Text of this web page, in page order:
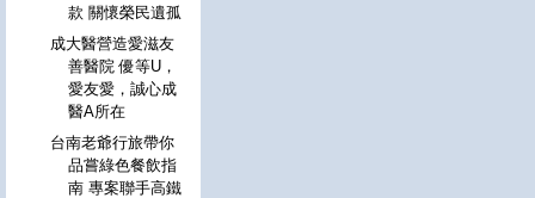
款 關懷榮民遺孤
成大醫營造愛滋友
善醫院 優等U，
愛友愛，誠心成
醫A所在
台南老爺行旅帶你
品嘗綠色餐飲指
南 專案聯手高鐵